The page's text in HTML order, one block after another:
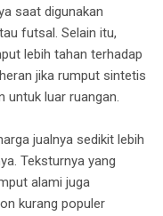
saat digunakan
futsal. Selain itu,
lebih tahan terhadap
jika rumput sintetis
untuk luar ruangan.
jualnya sedikit lebih
Teksturnya yang
alami juga
kurang populer